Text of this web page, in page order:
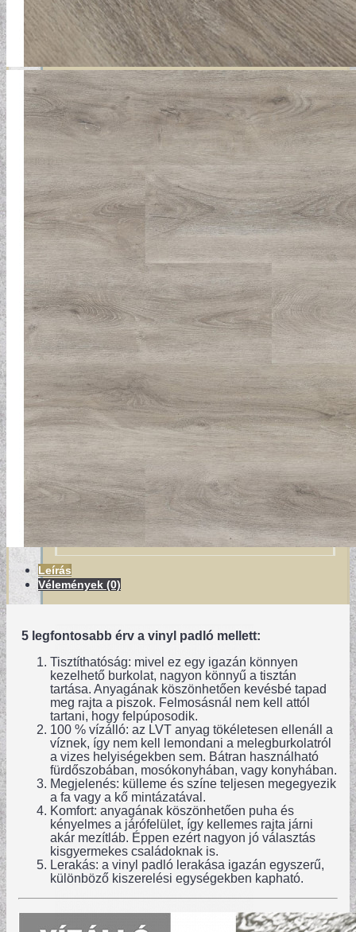
MODERN TAPÉTÁK
VINTAGE TAPÉTÁK
VIRÁGOS TAPÉTÁK
TERVEZŐI KOLLEKCIÓINK
Leírás
Vélemények (0)
5 legfontosabb érv a vinyl padló mellett:
Tisztíthatóság: mivel ez egy igazán könnyen
kezelhető burkolat, nagyon könnyű a tisztán
tartása. Anyagának köszönhetően kevésbé tapad
meg rajta a piszok. Felmosásnál nem kell attól
tartani, hogy felpúposodik.
100 % vízálló: az LVT anyag tökéletesen ellenáll a
víznek, így nem kell lemondani a melegburkolatról
a vizes helyiségekben sem. Bátran használható
fürdőszobában, mosókonyhában, vagy konyhában.
Megjelenés: külleme és színe teljesen megegyezik
a fa vagy a kő mintázatával.
Komfort: anyagának köszönhetően puha és
kényelmes a járófelület, így kellemes rajta járni
akár mezítláb. Éppen ezért nagyon jó választás
kisgyermekes családoknak is.
Lerakás: a vinyl padló lerakása igazán egyszerű,
különböző kiszerelési egységekben kapható.